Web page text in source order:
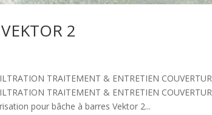
2
TRAITEMENT & ENTRETIEN
TRAITEMENT & ENTRETIEN
pour bâche à barres Vektor 2...